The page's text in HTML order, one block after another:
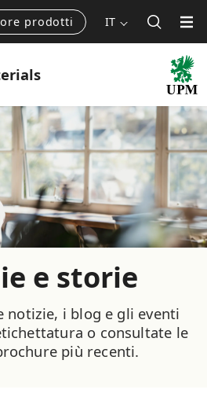
prodotti IT
e storie
notizie, i blog e gli eventi
o consultate le
più recenti.